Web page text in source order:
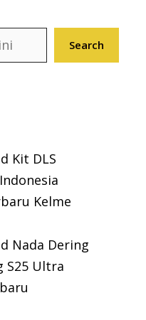
Search
Kit DLS
Kelme
Nada Dering
S25 Ultra